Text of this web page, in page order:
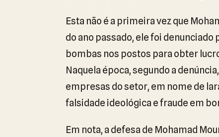
Esta não é a primeira vez que
do ano passado, ele foi
bombas nos postos para obter
Naquela época, segundo a
empresas do setor, em nome de
falsidade ideológica e fraude em
Em nota, a defesa de Mohamad